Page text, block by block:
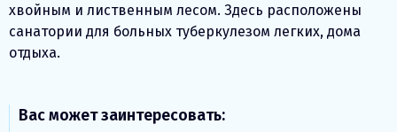
хвойным и лиственным лесом. Здесь расположены
санатории для больных туберкулезом легких, дома
отдыха.
Вас может заинтересовать: